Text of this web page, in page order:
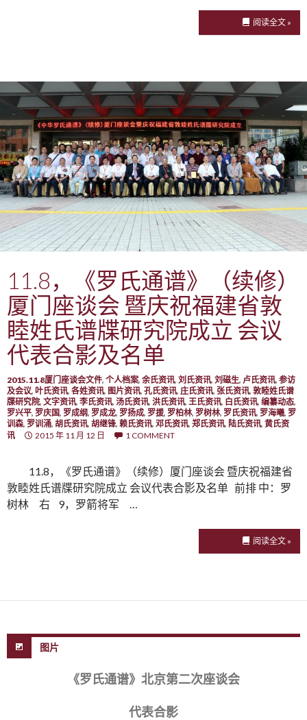
阅读全文 »
11.8，《罗氏通谱》（续修）
厦门座谈会 暨庆祝福建省敦
睦姓氏谱牒研究院成立 会议
代表合影及名单
2015.11.8厦门座谈会文件, 个人档案, 余氏资讯, 刘氏资讯, 刘磁生, 卢氏资讯, 参访
及会议, 叶氏资讯, 各姓资讯, 图片资讯, 孔氏资讯, 庄氏资讯, 张氏资讯, 敦睦姓氏谱
牒研究院, 文字资讯, 李氏资讯, 汤氏资讯, 洪氏资讯, 王氏资讯, 白氏资讯, 编纂动态,
罗兴平, 罗庆国, 罗成纲, 罗成龙, 罗扬成, 罗援, 罗柏林, 罗树林, 罗氏资讯, 罗海曦, 罗
训森, 罗训涌, 胡氏资讯, 胡继锋, 赖氏资讯, 邓氏资讯, 郑氏资讯, 陆氏资讯, 黄氏资
讯
2015 年 11 月 12 日 1 COMMENT
11.8，《罗氏通谱》（续修）厦门座谈会 暨庆祝福建省
敦睦姓氏谱牒研究院成立 会议代表合影及名单 前排 中：罗
树林 右 9，罗箭将军 …
阅读全文 »
图片
《罗氏通谱》北京第二次座谈会
代表合影